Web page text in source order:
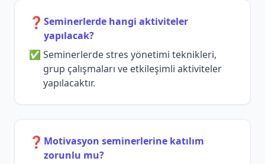
❓ Seminerlerde hangi aktiviteler
yapılacak?
Seminerlerde stres yönetimi teknikleri,
grup çalışmaları ve etkileşimli aktiviteler
yapılacaktır.
❓ Motivasyon seminerlerine katılım
zorunlu mu?